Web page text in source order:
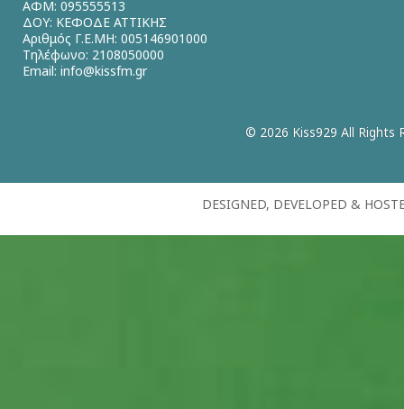
ΑΦΜ: 095555513
ΔΟΥ: ΚΕΦΟΔΕ ΑΤΤΙΚΗΣ
Αριθμός Γ.Ε.ΜΗ: 005146901000
Τηλέφωνο: 2108050000
Email: info@kissfm.gr
© 2026 Kiss929 All Rights
DESIGNED, DEVELOPED &